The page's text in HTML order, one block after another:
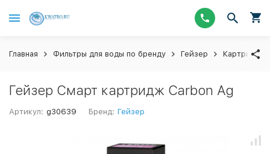
Главная Фильтры для воды по бренду Гейзер Картриджи
Гейзер Смарт картридж Carbon Ag
Артикул: g30639 Бренд: Гейзер